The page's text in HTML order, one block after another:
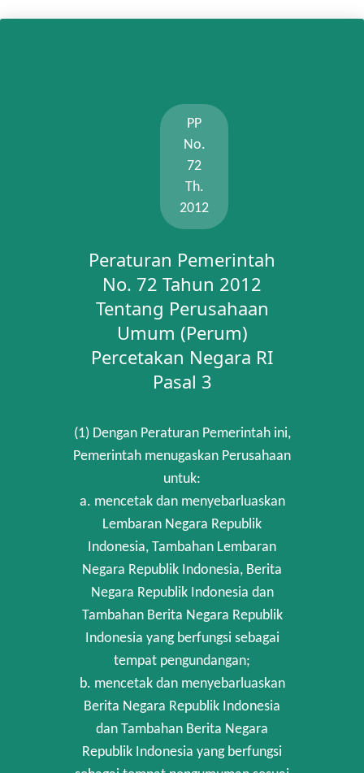
PP
No.
72
Th.
2012
Peraturan Pemerintah
No. 72 Tahun 2012
Tentang Perusahaan
Umum (Perum)
Percetakan Negara RI
Pasal 3
(1) Dengan Peraturan Pemerintah ini,
Pemerintah menugaskan Perusahaan
untuk:
a. mencetak dan menyebarluaskan
Lembaran Negara Republik
Indonesia, Tambahan Lembaran
Negara Republik Indonesia, Berita
Negara Republik Indonesia dan
Tambahan Berita Negara Republik
Indonesia yang berfungsi sebagai
tempat pengundangan;
b. mencetak dan menyebarluaskan
Berita Negara Republik Indonesia
dan Tambahan Berita Negara
Republik Indonesia yang berfungsi